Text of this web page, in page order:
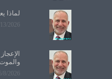
لماذا
2:27:26 PM
والموت2
2026 6:11:07 PM